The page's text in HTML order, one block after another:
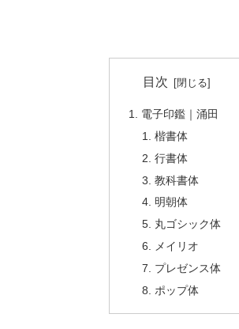
目次
電子印鑑｜涌田
楷書体
行書体
教科書体
明朝体
丸ゴシック体
メイリオ
プレゼンス体
ポップ体